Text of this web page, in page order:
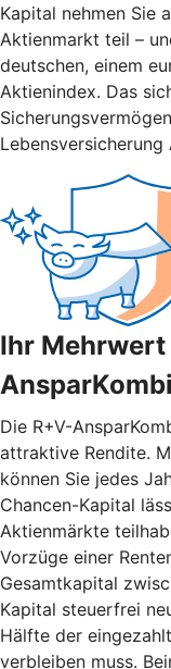
Kapital nehmen Sie
Aktienmarkt teil –
deutschen, einem
Aktienindex. Das
Lebensversicherung
Ihr
Die R+V-
attraktive Rendite.
können Sie jedes
Chancen-Kapital
Aktienmärkte
Vorzüge einer
Gesamtkapital
Kapital steuerfrei
Hälfte der
verbleiben muss.